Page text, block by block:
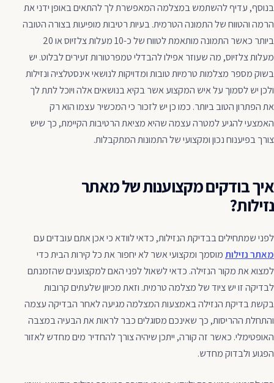
בנוסף, עדיף להשתמש במצלמה המאפשרת לך להתאים באופן ידני את
הרמה והטווח של התמונה הטרמית. בעיות רטיבות מופיעות בצורה הטובה
ביותר כאשר התמונה מותאמת לטווח של כ-10 מעלות צלזיוס או 20
מעלות צלזיוס, מה שעוזר אפילו להבדלי טמפרטורות זעירים לבלוט. יש
בשוק מספר מצלמות טרמיות טובות ומדויקות לנושאי אינסטלציה ונזילות
ולכן יש לסמוך על איש המקצוע אשר בקיא בנושאים אלה ויוכל לתת לך
את הפתרון הטוב ביותר. כמו כן יש לזכור כי המכשיר עצמו הוא רק
האמצעי להגיע למטרה עצמה שהיא מציאת הרטיבות הקיימת, כך שיש
צורך בפיענוח נכון ומקצועי של התמונות המתקבלות.
איך בודקים מקצוענות של מאתר
נזילות?
לפני שמתחילים בבדיקת הנזילות, כדאי לוודא כי אכן אתם עובדים עם
מאתר נזילותמוסמך ומקצועי אשר לא יחפור את כל קירות הבית כדי
למצוא את מקור הנזילה. כדאי לשאול לפני האם למקצוענים שהזמנתם
לבדיקה זו יש ציוד של מצלמה טרמית. וזאת מכיוון שלעתים קרובות
בקשת בדיקת הנזילה באמצעות המצלמה מגיעה לאחר הבדיקה עצמה
והתחלת ההריסות, כך שאינכם מסוגלים כבר לראות את הבעיה במצבה
האופטימלי. כאשר זה קורה, ייתכן שיהיה צורך להחדיר מים מחדש לאזור
הפגוע ולבדוק מחדש.